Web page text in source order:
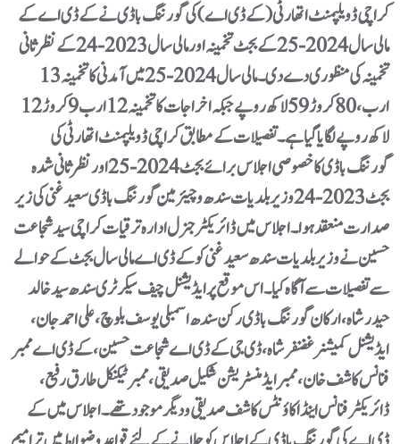
کراچی ڈویلپمنٹ اتھارٹی(کے ڈی اے) کی گورننگ باڈی نے کے ڈی اے کے
مالی سال 2024-25 کے بجٹ تخمینہ اور مالی سال 2023-24 کے نظرثانی
تخمینہ کی منظوری دے دی۔ مالی سال 2024-25 میں آمدنی کا تخمینہ 13
ارب، 80 کروڑ 59 لاکھ روپے جبکہ اخراجات کا تخمینہ 12 ارب 9 کروڑ 12
لاکھ روپے لگایا گیا ہے۔ تفصیلات کے مطابق کراچی ڈویلپمنٹ اتھارٹی کی
گورننگ باڈی کا خصوصی اجلاس برائے بجٹ 2024-25 اور نظرثانی شدہ
بجٹ 2023-24 وزیر بلدیات سندھ و چیئرمین گورننگ باڈی سعید غنی کی زیر
صدارت منعقد ہوا۔ اجلاس میں ڈائریکٹر جنرل ادارہ ترقیات کراچی سید شجاعت
حسین نے وزیر بلدیات سندھ سعید غنی کو کے ڈی اے مالی سال بجٹ کے حوالے
سے تفصیلات سے آگاہ کیا۔ اس موقع پر ایڈیشنل چیف سیکرٹری سندھ سید خالد
حیدر شاہ، ارکان گورننگ باڈی رکن سندھ اسمبلی یوسف بلوچ، علی احمد جان،
ایڈیشنل کمیشنر غضنفر شاہ، ڈی جی کے ڈی اے شجاعت حسین، کے ڈی اے ممبر
فنانس کاشف خان، ممبر ایڈمنسٹریشن شکیل صدیقی، ممبر ٹیکنیکل طارق رفیع،
ڈائریکٹر فنانس اینڈ اکاؤنٹس کاشف صدیقی و دیگر موجود تھے۔ اجلاس میں کے